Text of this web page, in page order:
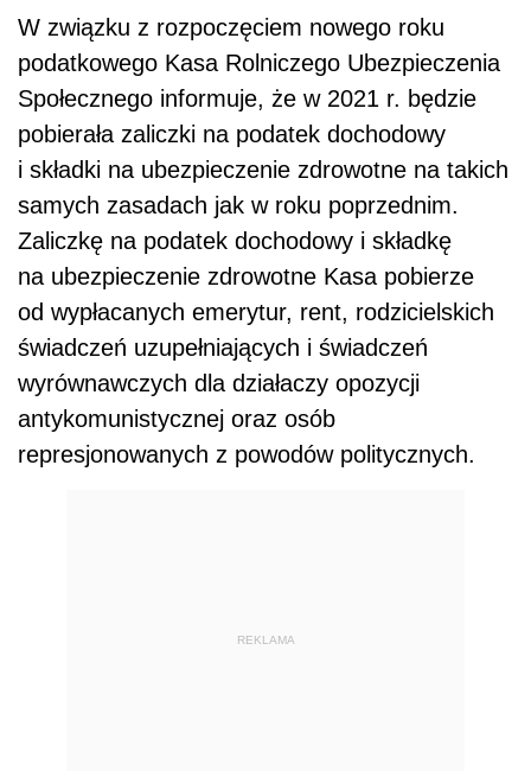
W związku z rozpoczęciem nowego roku
podatkowego Kasa Rolniczego Ubezpieczenia
Społecznego informuje, że w 2021 r. będzie
pobierała zaliczki na podatek dochodowy
i składki na ubezpieczenie zdrowotne na takich
samych zasadach jak w roku poprzednim.
Zaliczkę na podatek dochodowy i składkę
na ubezpieczenie zdrowotne Kasa pobierze
od wypłacanych emerytur, rent, rodzicielskich
świadczeń uzupełniających i świadczeń
wyrównawczych dla działaczy opozycji
antykomunistycznej oraz osób
represjonowanych z powodów politycznych.
REKLAMA